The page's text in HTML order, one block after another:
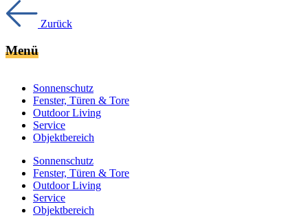
Zurück
Menü
Sonnenschutz
Fenster, Türen & Tore
Outdoor Living
Service
Objektbereich
Sonnenschutz
Fenster, Türen & Tore
Outdoor Living
Service
Objektbereich